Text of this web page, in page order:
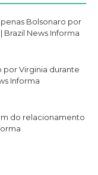
Bolsonaro por
News Informa
Virginia durante
Informa
do relacionamento